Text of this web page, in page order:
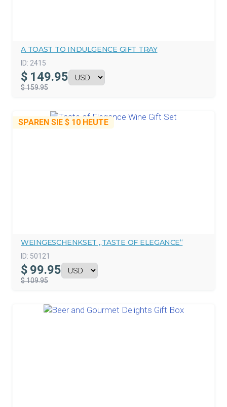
A TOAST TO INDULGENCE GIFT TRAY
ID: 2415
$ 149.95
$ 159.95
SPAREN SIE $ 10 HEUTE
WEINGESCHENKSET „TASTE OF ELEGANCE“
ID: 50121
$ 99.95
$ 109.95